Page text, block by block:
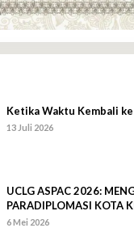
Ketika Waktu Kembali
13 Juli 2026
UCLG ASPAC 2026:
PARADIPLOMASI KOTA
6 Mei 2026